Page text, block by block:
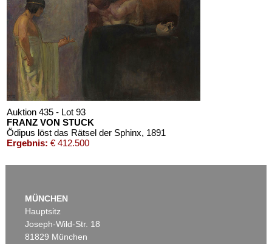
Auktion 435 - Lot 93
FRANZ VON STUCK
Ödipus löst das Rätsel der Sphinx, 1891
Ergebnis: € 412.500
MÜNCHEN
Hauptsitz
Joseph-Wild-Str. 18
81829 München